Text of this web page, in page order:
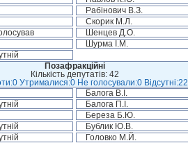
Рабінович В.З.
Скорик М.Л.
Шенцев Д.О.
Шурма І.М.
Позафракційні
Кількість депутатів: 42
Утрималися:0 Не голосували:0 Відсутні:22
Балога В.І.
Балога П.І.
Береза Б.Ю.
Бублик Ю.В.
Головко М.Й.